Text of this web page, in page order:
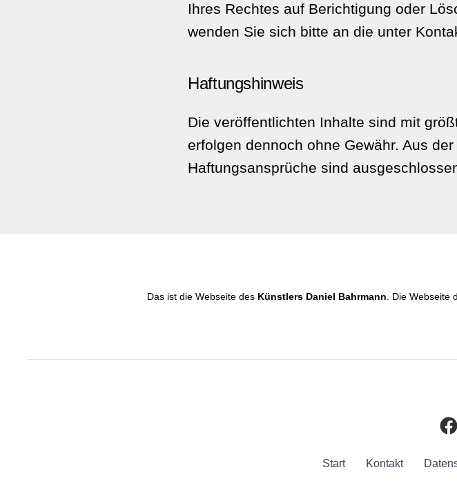
Ihres Rechtes auf Berichtigung oder
wenden Sie sich bitte an die unter
Haftungshinweis
Die veröffentlichten Inhalte sind mit
erfolgen dennoch ohne Gewähr. Aus
Haftungsansprüche sind
Das ist die Webseite des Künstlers Daniel Bahrmann. Die Webseite
Start Kontakt